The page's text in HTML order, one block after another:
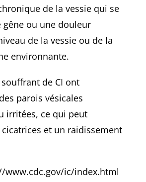
de la vessie qui se
ou une douleur
de la vessie ou de la
environnante.
de CI ont
parois vésicales
irritées, ce qui peut
et un raidissement
www.cdc.gov/ic/index.html